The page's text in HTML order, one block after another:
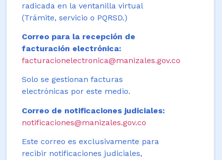
radicada en la ventanilla virtual
(Trámite, servicio o PQRSD.)
Correo para la recepción de
facturación electrónica:
facturacionelectronica@manizales.gov.co
Solo se gestionan facturas
electrónicas por este medio.
Correo de notificaciones judiciales:
notificaciones@manizales.gov.co
Este correo es exclusivamente para
recibir notificaciones judiciales,